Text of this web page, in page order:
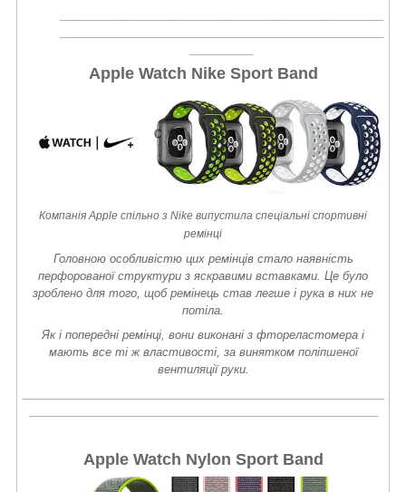
Apple Watch Nike Sport Band
Компанія Apple спільно з Nike випустила спеціальні спортивні
ремінці
Головною особливістю цих ремінців стало наявність
перфорованої структури з яскравими вставками. Це було
зроблено для того, щоб ремінець став легше і рука в них не
потіла.
Як і попередні ремінці, вони виконані з фтореластомера і
мають все ті ж властивості, за винятком поліпшеної
вентиляції руки.
Apple Watch Nylon Sport Band